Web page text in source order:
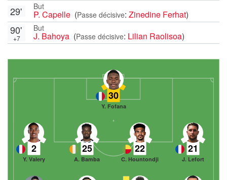
But
P. Capelle (Passe décisive: Zinedine Ferhat)
29'
But
J. Bahoya (Passe décisive: Lilian Raolisoa)
90'
+7
30
Y. Fofana
21
J. Lefort
22
C. Hountondji
25
A. Bamba
2
Y. Valery